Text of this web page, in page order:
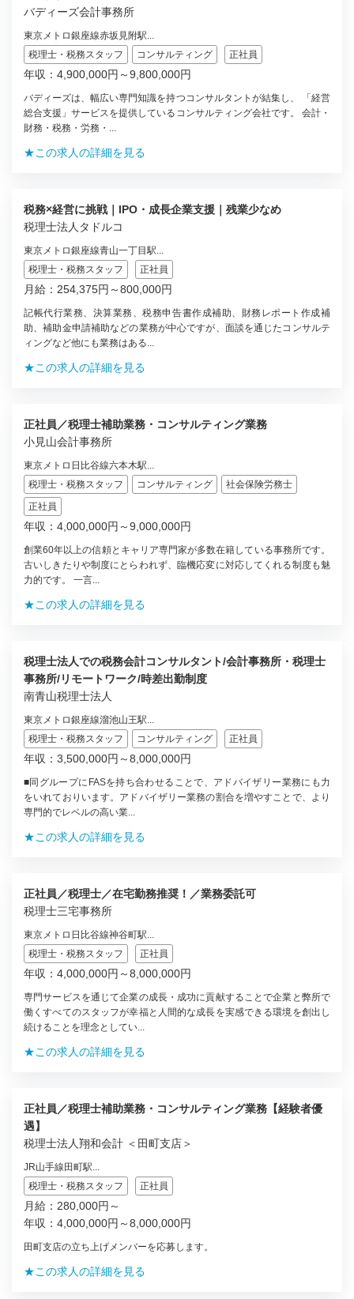
バディーズ会計事務所
東京メトロ銀座線赤坂見附駅...
税理士・税務スタッフ
コンサルティング 正社員
年収：4,900,000円～9,800,000円
バディーズは、幅広い専門知識を持つコンサルタントが結集し、 「経営
総合支援」サービスを提供しているコンサルティング会社です。 会計・
財務・税務・労務・...
★この求人の詳細を見る
税務×経営に挑戦｜IPO・成長企業支援｜残業少なめ
税理士法人タドルコ
東京メトロ銀座線青山一丁目駅...
税理士・税務スタッフ
正社員
月給：254,375円～800,000円
記帳代行業務、決算業務、税務申告書作成補助、財務レポート作成補
助、補助金申請補助などの業務が中心ですが、面談を通じたコンサルテ
ィングなど他にも業務はある...
★この求人の詳細を見る
正社員／税理士補助業務・コンサルティング業務
小見山会計事務所
東京メトロ日比谷線六本木駅...
税理士・税務スタッフ
コンサルティング
社会保険労務士
正社員
年収：4,000,000円～9,000,000円
創業60年以上の信頼とキャリア専門家が多数在籍している事務所です。
古いしきたりや制度にとらわれず、臨機応変に対応してくれる制度も魅
力的です。 一言...
★この求人の詳細を見る
税理士法人での税務会計コンサルタント/会計事務所・税理士
事務所/リモートワーク/時差出勤制度
南青山税理士法人
東京メトロ銀座線溜池山王駅...
税理士・税務スタッフ
コンサルティング 正社員
年収：3,500,000円～8,000,000円
■同グループにFASを持ち合わせることで、アドバイザリー業務にも力
をいれておりいます。アドバイザリー業務の割合を増やすことで、より
専門的でレベルの高い業...
★この求人の詳細を見る
正社員／税理士／在宅勤務推奨！／業務委託可
税理士三宅事務所
東京メトロ日比谷線神谷町駅...
税理士・税務スタッフ
正社員
年収：4,000,000円～8,000,000円
専門サービスを通じて企業の成長・成功に貢献することで企業と弊所で
働くすべてのスタッフが幸福と人間的な成長を実感できる環境を創出し
続けることを理念としてい...
★この求人の詳細を見る
正社員／税理士補助業務・コンサルティング業務【経験者優
遇】
税理士法人翔和会計 ＜田町支店＞
JR山手線田町駅...
税理士・税務スタッフ
正社員
月給：280,000円～
年収：4,000,000円～8,000,000円
田町支店の立ち上げメンバーを応募します。
★この求人の詳細を見る